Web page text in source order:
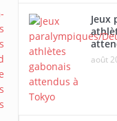
Jeux
août